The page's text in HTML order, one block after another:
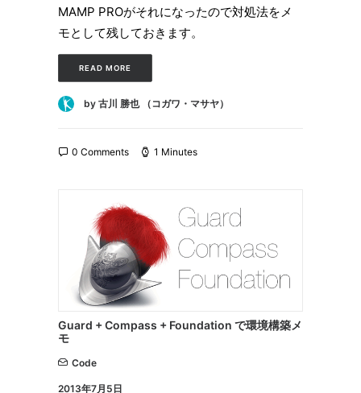
MAMP PROがそれになったので対処法をメ
モとして残しておきます。
READ MORE
by 古川 勝也 （コガワ・マサヤ）
0 Comments 1 Minutes
Guard + Compass + Foundation で環境構築メ
モ
Code
2013年7月5日